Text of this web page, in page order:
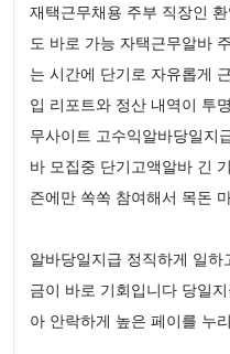
재택근무채용 주부 직장인
도 바로 가능 자택근무알바
는 시간에 단기로 자유롭게
입 리포트와 정산 내역이 투
무사이트 고수익알바당일지
바 모집중 단기고액알바 긴
즌에만 쏙쏙 참여해서 목돈
알바당일지급 정직하게 일
금이 바로 기회입니다 당일
아 안락하게 높은 페이를 누